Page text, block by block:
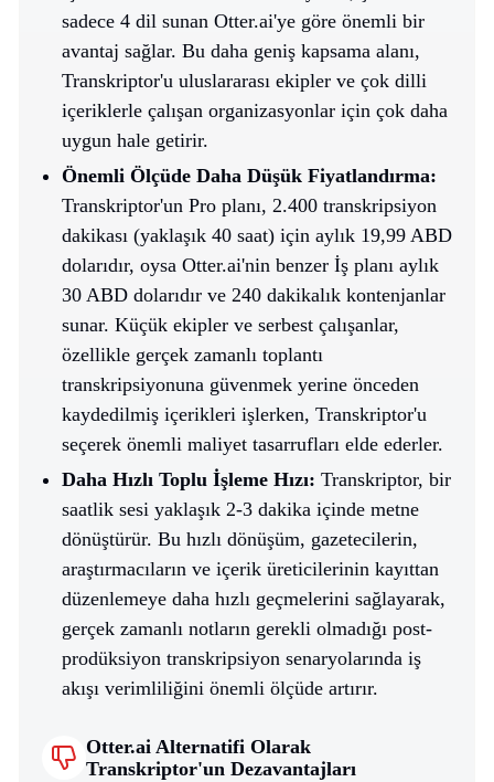
sadece 4 dil sunan Otter.ai'ye göre önemli bir
avantaj sağlar. Bu daha geniş kapsama alanı,
Transkriptor'u uluslararası ekipler ve çok dilli
içeriklerle çalışan organizasyonlar için çok daha
uygun hale getirir.
Önemli Ölçüde Daha Düşük Fiyatlandırma:
Transkriptor'un Pro planı, 2.400 transkripsiyon
dakikası (yaklaşık 40 saat) için aylık 19,99 ABD
dolarıdır, oysa Otter.ai'nin benzer İş planı aylık
30 ABD dolarıdır ve 240 dakikalık kontenjanlar
sunar. Küçük ekipler ve serbest çalışanlar,
özellikle gerçek zamanlı toplantı
transkripsiyonuna güvenmek yerine önceden
kaydedilmiş içerikleri işlerken, Transkriptor'u
seçerek önemli maliyet tasarrufları elde ederler.​
Daha Hızlı Toplu İşleme Hızı: Transkriptor, bir
saatlik sesi yaklaşık 2-3 dakika içinde metne
dönüştürür. Bu hızlı dönüşüm, gazetecilerin,
araştırmacıların ve içerik üreticilerinin kayıttan
düzenlemeye daha hızlı geçmelerini sağlayarak,
gerçek zamanlı notların gerekli olmadığı post-
prodüksiyon transkripsiyon senaryolarında iş
akışı verimliliğini önemli ölçüde artırır.
Otter.ai Alternatifi Olarak
Transkriptor'un Dezavantajları